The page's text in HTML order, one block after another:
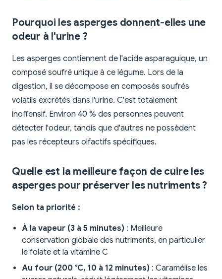
Pourquoi les asperges donnent-elles une
odeur à l'urine ?
Les asperges contiennent de l'acide asparaguique, un
composé soufré unique à ce légume. Lors de la
digestion, il se décompose en composés soufrés
volatils excrétés dans l'urine. C'est totalement
inoffensif. Environ 40 % des personnes peuvent
détecter l'odeur, tandis que d'autres ne possèdent
pas les récepteurs olfactifs spécifiques.
Quelle est la meilleure façon de cuire les
asperges pour préserver les nutriments ?
Selon ta priorité :
À la vapeur (3 à 5 minutes) : Meilleure
conservation globale des nutriments, en particulier
le folate et la vitamine C
Au four (200 °C, 10 à 12 minutes) : Caramélise les